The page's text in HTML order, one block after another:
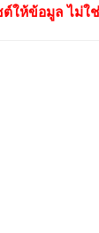
ต์ให้ข้อมูล ไม่ใ